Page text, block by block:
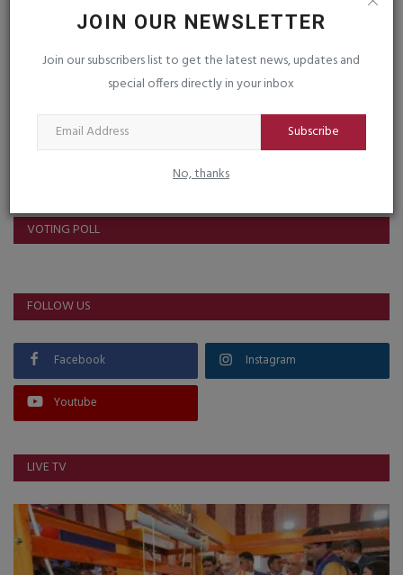
JOIN OUR NEWSLETTER
Join our subscribers list to get the latest news, updates and
special offers directly in your inbox
Subscribe
No, thanks
Post Comment
VOTING POLL
FOLLOW US
Facebook Instagram
Youtube
LIVE TV